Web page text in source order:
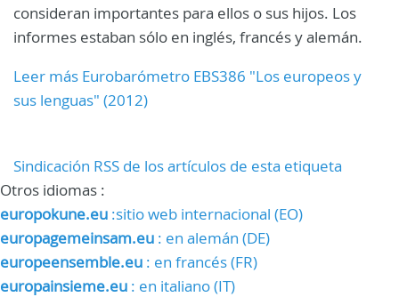
consideran importantes para ellos o sus hijos. Los
informes estaban sólo en inglés, francés y alemán.
Leer más Eurobarómetro EBS386 "Los europeos y
sus lenguas" (2012)
Sindicación RSS de los artículos de esta etiqueta
Otros idiomas :
europokune.eu :sitio web internacional (EO)
europagemeinsam.eu : en alemán (DE)
europeensemble.eu : en francés (FR)
europainsieme.eu : en italiano (IT)